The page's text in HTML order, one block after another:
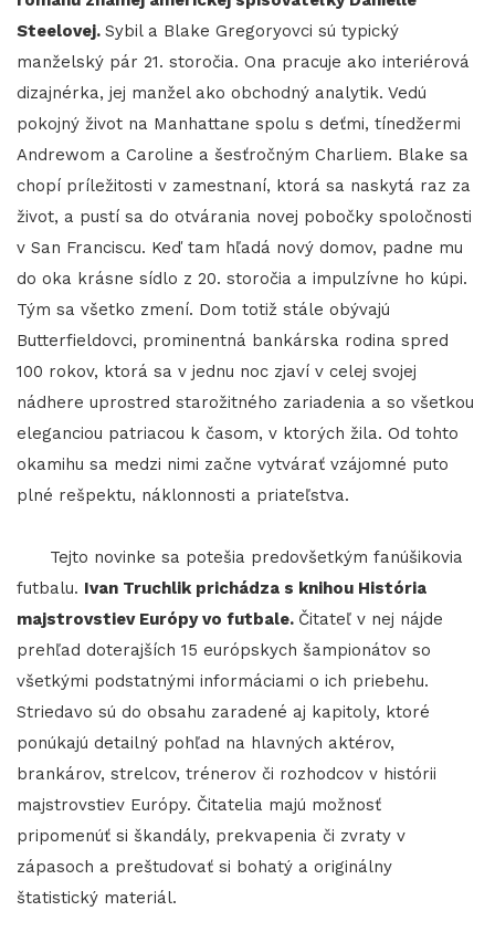
Steelovej. Sybil a Blake Gregoryovci sú typický
manželský pár 21. storočia. Ona pracuje ako interiérová
dizajnérka, jej manžel ako obchodný analytik. Vedú
pokojný život na Manhattane spolu s deťmi, tínedžermi
Andrewom a Caroline a šesťročným Charliem. Blake sa
chopí príležitosti v zamestnaní, ktorá sa naskytá raz za
život, a pustí sa do otvárania novej pobočky spoločnosti
v San Franciscu. Keď tam hľadá nový domov, padne mu
do oka krásne sídlo z 20. storočia a impulzívne ho kúpi.
Tým sa všetko zmení. Dom totiž stále obývajú
Butterfieldovci, prominentná bankárska rodina spred
100 rokov, ktorá sa v jednu noc zjaví v celej svojej
nádhere uprostred starožitného zariadenia a so všetkou
eleganciou patriacou k časom, v ktorých žila. Od tohto
okamihu sa medzi nimi začne vytvárať vzájomné puto
plné rešpektu, náklonnosti a priateľstva.
Tejto novinke sa potešia predovšetkým fanúšikovia
futbalu. Ivan Truchlik prichádza s knihou História
majstrovstiev Európy vo futbale. Čitateľ v nej nájde
prehľad doterajších 15 európskych šampionátov so
všetkými podstatnými informáciami o ich priebehu.
Striedavo sú do obsahu zaradené aj kapitoly, ktoré
ponúkajú detailný pohľad na hlavných aktérov,
brankárov, strelcov, trénerov či rozhodcov v histórii
majstrovstiev Európy. Čitatelia majú možnosť
pripomenúť si škandály, prekvapenia či zvraty v
zápasoch a preštudovať si bohatý a originálny
štatistický materiál.